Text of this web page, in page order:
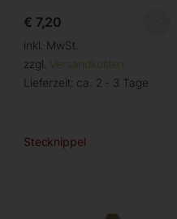
€ 7,20
inkl. MwSt.
zzgl. Versandkosten
Lieferzeit: ca. 2 - 3 Tage
Stecknippel